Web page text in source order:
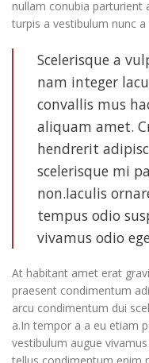
nullam conubia parturient
turpis a vestibulum nunc
Scelerisque a
nam integer
convallis mus
aliquam amet.
hendrerit
scelerisque mi
non.Iaculis
tempus odio
vivamus odio
At habitant amet erat
praesent condimentum
arcu condimentum dui
a.In tempor a a eu etiam
vestibulum augue